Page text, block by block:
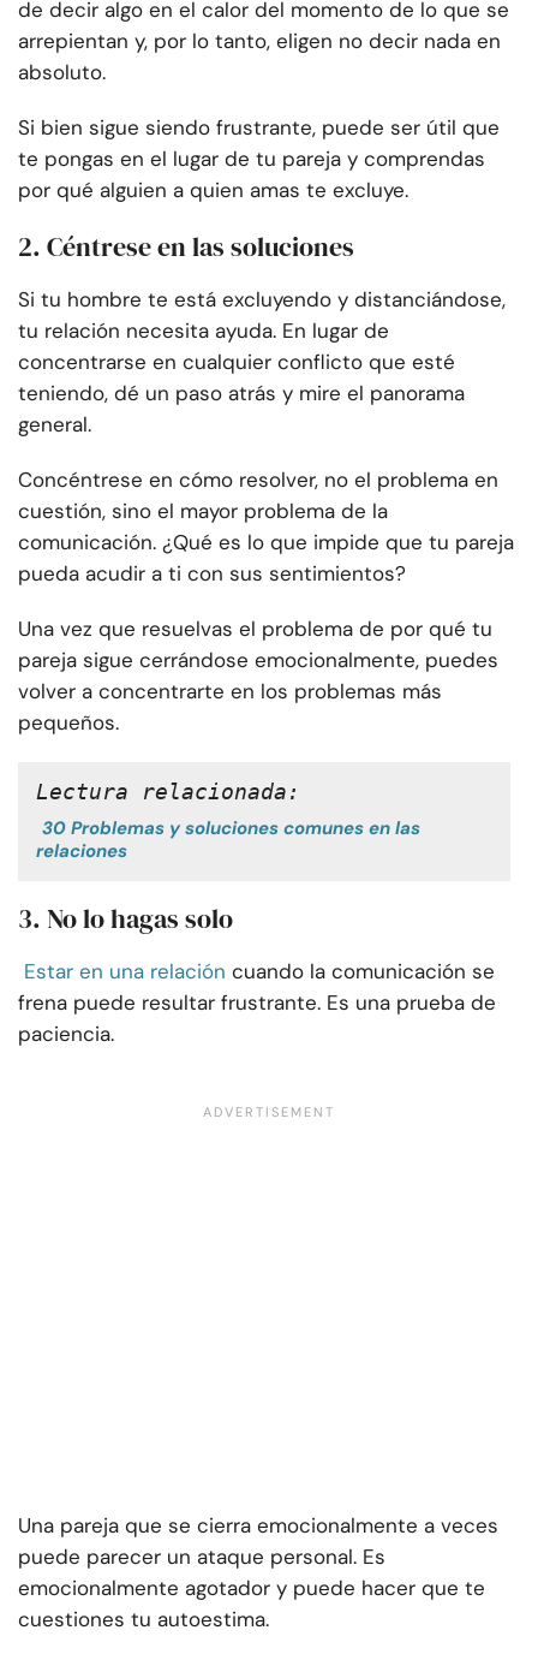
de decir algo en el calor del momento de lo que se
arrepientan y, por lo tanto, eligen no decir nada en
absoluto.
Si bien sigue siendo frustrante, puede ser útil que
te pongas en el lugar de tu pareja y comprendas
por qué alguien a quien amas te excluye.
2. Céntrese en las soluciones
Si tu hombre te está excluyendo y distanciándose,
tu relación necesita ayuda. En lugar de
concentrarse en cualquier conflicto que esté
teniendo, dé un paso atrás y mire el panorama
general.
Concéntrese en cómo resolver, no el problema en
cuestión, sino el mayor problema de la
comunicación. ¿Qué es lo que impide que tu pareja
pueda acudir a ti con sus sentimientos?
Una vez que resuelvas el problema de por qué tu
pareja sigue cerrándose emocionalmente, puedes
volver a concentrarte en los problemas más
pequeños.
Lectura relacionada:
30 Problemas y soluciones comunes en las
relaciones
3. No lo hagas solo
Estar en una relación cuando la comunicación se
frena puede resultar frustrante. Es una prueba de
paciencia.
Una pareja que se cierra emocionalmente a veces
puede parecer un ataque personal. Es
emocionalmente agotador y puede hacer que te
cuestiones tu autoestima.